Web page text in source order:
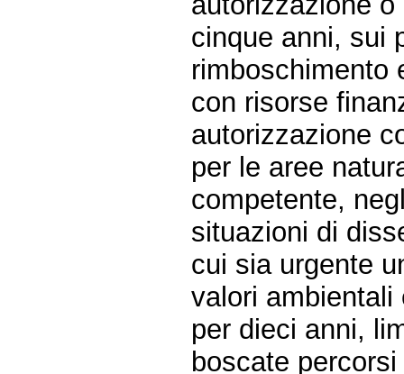
cinque anni, sui
rimboschimento
con risorse
autorizzazione
per le aree
competente,
situazioni di
cui sia urgente
valori
per dieci anni,
boscate